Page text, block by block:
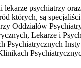
lekarze psychiatrzy
których, są
Oddziałów
Lekarze i
Psychiatrycznych